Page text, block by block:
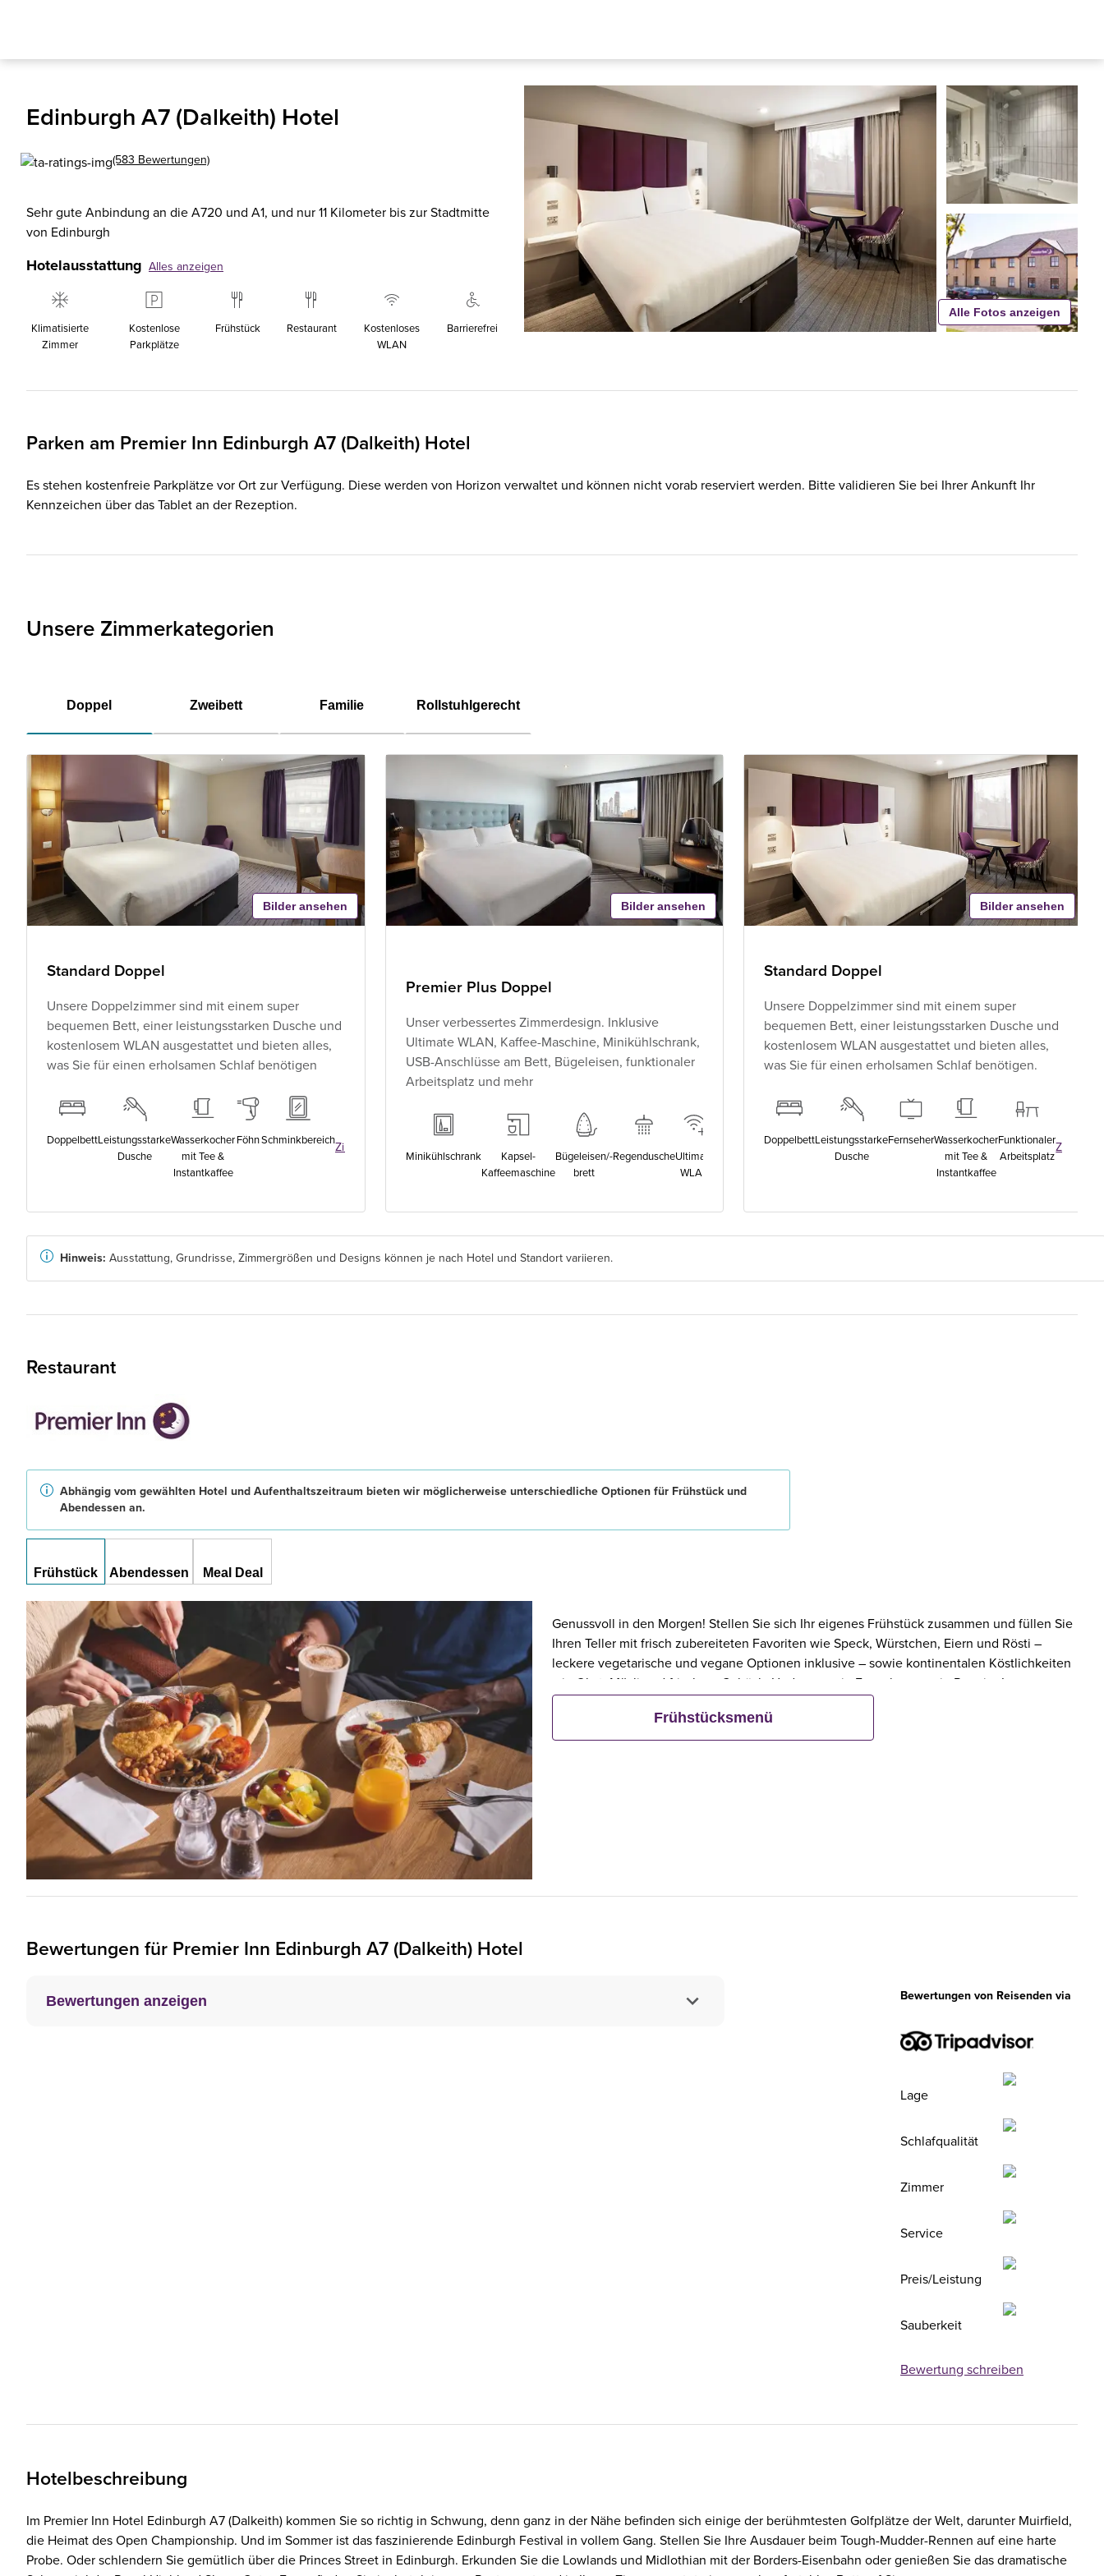
Edinburgh A7 (Dalkeith) Hotel
(583 Bewertungen)
Sehr gute Anbindung an die A720 und A1, und nur 11 Kilometer bis zur Stadtmitte
von Edinburgh
Hotelausstattung Alles anzeigen
Klimatisierte
Zimmer
Kostenlose
Parkplätze
Frühstück Restaurant
Kostenloses
WLAN
Barrierefrei
Alle Fotos anzeigen
Parken am Premier Inn Edinburgh A7 (Dalkeith) Hotel
Es stehen kostenfreie Parkplätze vor Ort zur Verfügung. Diese werden von Horizon verwaltet und können nicht vorab reserviert werden. Bitte validieren Sie bei Ihrer Ankunft Ihr
Kennzeichen über das Tablet an der Rezeption.
Unsere Zimmerkategorien
Doppel Zweibett Familie Rollstuhlgerecht
Bilder ansehen
Standard Doppel
Unsere Doppelzimmer sind mit einem super
bequemen Bett, einer leistungsstarken Dusche und
kostenlosem WLAN ausgestattet und bieten alles,
was Sie für einen erholsamen Schlaf benötigen
DoppelbettLeistungsstarke
Dusche
Wasserkocher
mit Tee &
Instantkaffee
FöhnSchminkbereichZimmerausstattung
anzeigen
Bilder ansehen
Premier Plus Doppel
Unser verbessertes Zimmerdesign. Inklusive
Ultimate WLAN, Kaffee-Maschine, Minikühlschrank,
USB-Anschlüsse am Bett, Bügeleisen, funktionaler
Arbeitsplatz und mehr
Minikühlschrank
Kapsel-
Kaffeemaschine
Bügeleisen/-
brett
RegenduscheUltimate
WLAN
Komplette
Bilder ansehen
Standard Doppel
Unsere Doppelzimmer sind mit einem super
bequemen Bett, einer leistungsstarken Dusche und
kostenlosem WLAN ausgestattet und bieten alles,
was Sie für einen erholsamen Schlaf benötigen.
DoppelbettLeistungsstarke
Dusche
FernseherWasserkocher
mit Tee &
Instantkaffee
Funktionaler
Arbeitsplatz
Hinweis: Ausstattung, Grundrisse, Zimmergrößen und Designs können je nach Hotel und Standort variieren.
Restaurant
Abhängig vom gewählten Hotel und Aufenthaltszeitraum bieten wir möglicherweise unterschiedliche Optionen für Frühstück und
Abendessen an.
Frühstück Abendessen Meal Deal
Genussvoll in den Morgen! Stellen Sie sich Ihr eigenes Frühstück zusammen und füllen Sie
Ihren Teller mit frisch zubereiteten Favoriten wie Speck, Würstchen, Eiern und Rösti –
leckere vegetarische und vegane Optionen inklusive – sowie kontinentalen Köstlichkeiten
wie Obst, Müsli und frischem Gebäck. Und wenn ein Erwachsener ein Premier Inn-
Frühstück bestellt, frühstücken bis zu zwei Kinder kostenlos mit.**
Frühstücksmenü
Bewertungen für Premier Inn Edinburgh A7 (Dalkeith) Hotel
Bewertungen anzeigen Bewertungen von Reisenden via
Lage
Schlafqualität
Zimmer
Service
Preis/Leistung
Sauberkeit
Bewertung schreiben
Hotelbeschreibung
Im Premier Inn Hotel Edinburgh A7 (Dalkeith) kommen Sie so richtig in Schwung, denn ganz in der Nähe befinden sich einige der berühmtesten Golfplätze der Welt, darunter Muirfield,
die Heimat des Open Championship. Und im Sommer ist das faszinierende Edinburgh Festival in vollem Gang. Stellen Sie Ihre Ausdauer beim Tough-Mudder-Rennen auf eine harte
Probe. Oder schlendern Sie gemütlich über die Princes Street in Edinburgh. Erkunden Sie die Lowlands und Midlothian mit der Borders-Eisenbahn oder genießen Sie das dramatische